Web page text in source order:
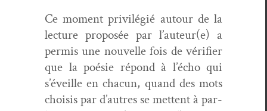
Ce moment priv­ilégié autour de la
lec­ture pro­posée par l’auteur(e) a
per­mis une nou­velle fois de véri­fi­er
que la poésie répond à l’écho qui
s’éveille en cha­cun, quand des mots
choi­sis par d’autres se met­tent à par­